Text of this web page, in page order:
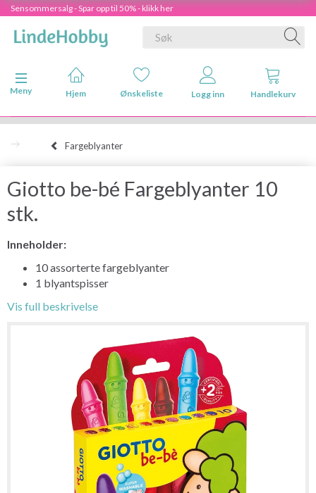
Sensommersalg - Spar opp til 50% - klikk her
Veksle navigasjon
Meny
Hjem Ønskeliste Logg inn Handlekurv
Fargeblyanter
Giotto be-bé Fargeblyanter 10
stk.
Inneholder:
10 assorterte fargeblyanter
1 blyantspisser
Vis full beskrivelse